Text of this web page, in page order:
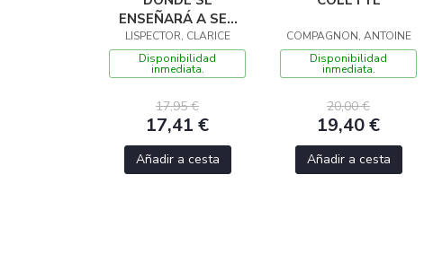
ENSEÑARÁ A SER
FELIZ
LISPECTOR, CLARICE
Disponibilidad
inmediata.
17,95 €
17,41 €
Añadir a cesta
COMPAGNON, ANTOINE
Disponibilidad
inmediata.
20,00 €
19,40 €
Añadir a cesta